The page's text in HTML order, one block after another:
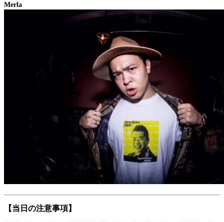
Merla
【当日の注意事項】